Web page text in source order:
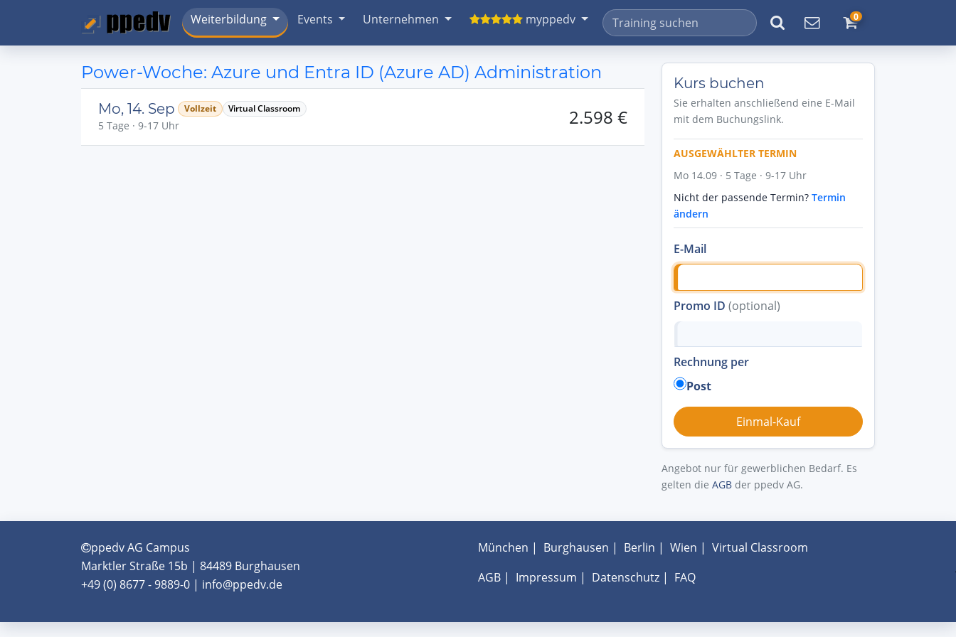
Weiterbildung Events Unternehmen myppedv 0
Power-Woche: Azure und Entra ID (Azure AD) Administration
Mo, 14. Sep Vollzeit Virtual Classroom
5 Tage · 9-17 Uhr 2.598 €
Kurs buchen
Sie erhalten anschließend eine E-Mail
mit dem Buchungslink.
AUSGEWÄHLTER TERMIN
Mo 14.09 · 5 Tage · 9-17 Uhr
Nicht der passende Termin? Termin
ändern
E-Mail
Promo ID (optional)
Rechnung per
Post
Angebot nur für gewerblichen Bedarf. Es
gelten die AGB der ppedv AG.
ppedv AG Campus
Marktler Straße 15b | 84489 Burghausen
+49 (0) 8677 - 9889-0 | info@ppedv.de
München | Burghausen | Berlin | Wien | Virtual Classroom
AGB| Impressum | Datenschutz| FAQ